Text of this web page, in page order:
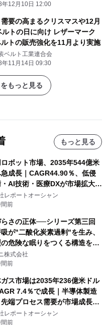
年12月10日 12:00
要の高まるクリスマスや12月
ルトの日に向け レザーマーク
トの販売強化を11月より実施
ベルト工業連合会
年11月14日 09:30
もっと見る
もっと見る
ボット市場、2035年544億米
急成長｜CAGR44.90％、低侵
AI技術・医療DXが市場拡大を
レポートオーシャン
前
さの正体──シリーズ第三回
が"二酸化炭素過剰"を生み、
危険な眠りをつくる構造を解
株式会社
前
ス市場は2035年236億米ドル
7.4％で成長｜半導体製造
端プロセス需要が市場成長を
レポートオーシャン
前